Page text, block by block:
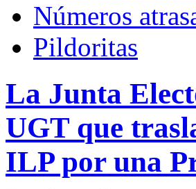
Números
Pildoritas
La Junta
UGT que
ILP por una